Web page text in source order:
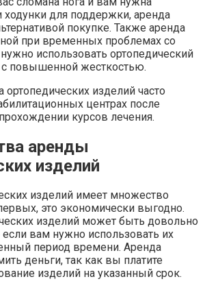
ходунки для поддержки, аренда
покупке. Также аренда
при временных проблемах со
использовать ортопедический
с повышенной жесткостью.
ортопедических изделий часто
центрах после
курсов лечения.
аренды
изделий
изделий имеет множество
это экономически выгодно.
изделий может быть довольно
вам нужно использовать их
период времени. Аренда
деньги, так как вы платите
изделий на указанный срок.